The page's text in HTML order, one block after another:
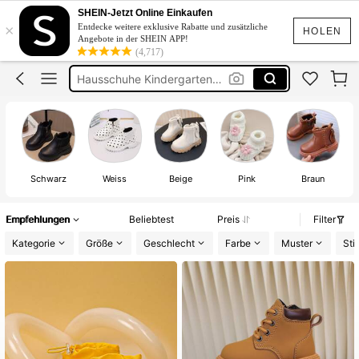
HOLEN
×
SHEIN-Jetzt Online Einkaufen
Entdecke weitere exklusive Rabatte und zusätzliche
Angebote in der SHEIN APP!
(4,717)
Mädchen Schuhe
Schuhe Für Mädchen
Hausschuhe Mädschen
Mädchen Schuhe
Schwarz Weiss Beige Pink Braun
Empfehlungen Beliebtest Preis
Filter
Kategorie
Größe Geschlecht Farbe Muster Stil